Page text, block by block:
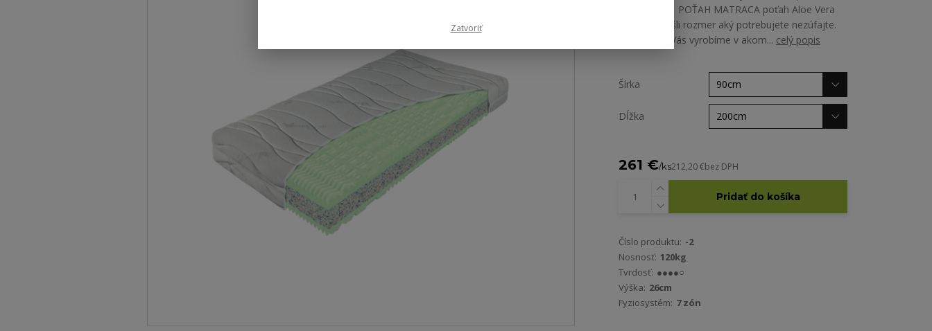
ALOE VERA POŤAH MATRACA poťah Aloe Vera
Ak ste nenašli rozmer aký potrebujete nezúfajte.
Matrac pre Vás vyrobíme v akom... celý popis
Šírka
Dĺžka
261 €/ks212,20 €bez DPH
Pridať do košíka
Číslo produktu: -2
Nosnosť: 120kg
Tvrdosť: ●●●●○
Výška: 26cm
Fyziosystém: 7 zón
Zatvoriť